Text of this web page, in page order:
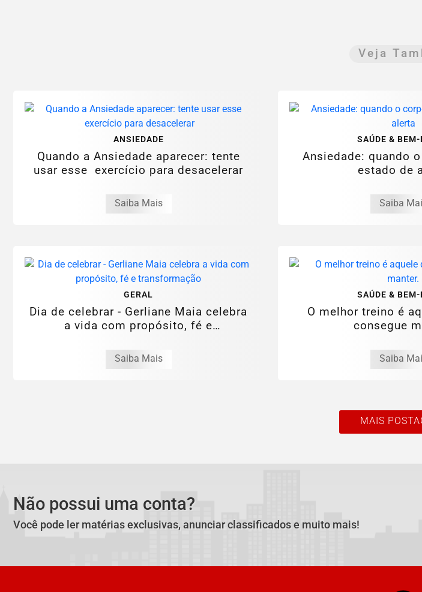
Veja
ANSIEDADE
Quando a Ansiedade aparecer: tente
usar esse exercício para desacelerar
Saiba Mais
SAÚDE & BEM-
Ansiedade: quando
estado de
Saiba
GERAL
Dia de celebrar - Gerliane Maia celebra
a vida com propósito, fé e
Saiba Mais
SAÚDE & BEM-
O melhor treino é
consegue
Saiba
MAIS
Não possui uma conta?
Você pode ler matérias exclusivas, anunciar classificados e muito mais!